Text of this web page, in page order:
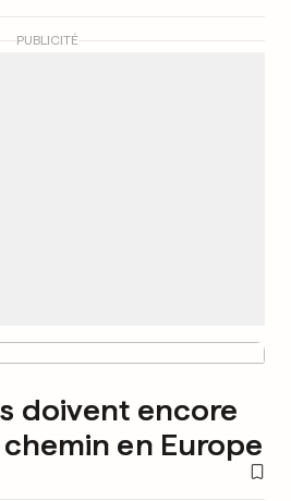
PUBLICITÉ
doivent encore
en Europe